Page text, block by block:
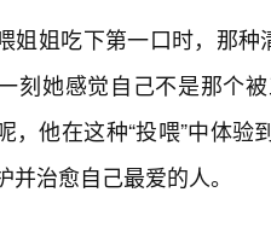
姐姐吃下第一口时，那
刻她感觉自己不是那个
，他在这种“投喂”中体
并治愈自己最爱的人。